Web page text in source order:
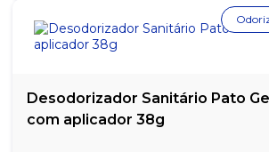
Desodorizador Sanitário Pato
com aplicador 38g